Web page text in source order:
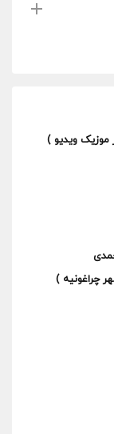
موزیک ویدیو )
چراغونیه )